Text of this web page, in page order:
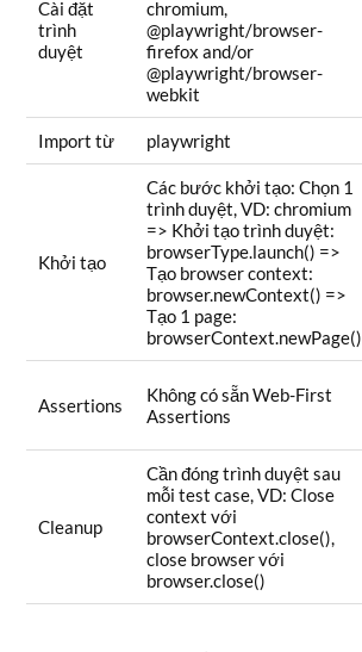
Cài đặt
trình
duyệt
chromium,
@playwright/browser-
firefox and/or
@playwright/browser-
webkit
Import từ playwright
Khởi tạo
Các bước khởi tạo: Chọn 1
trình duyệt, VD: chromium
=> Khởi tạo trình duyệt:
browserType.launch() =>
Tạo browser context:
browser.newContext() =>
Tạo 1 page:
browserContext.newPage()
Assertions
Không có sẵn Web-First
Assertions
Cleanup
Cần đóng trình duyệt sau
mỗi test case, VD: Close
context với
browserContext.close(),
close browser với
browser.close()